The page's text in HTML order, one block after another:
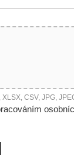
CSV, JPG,